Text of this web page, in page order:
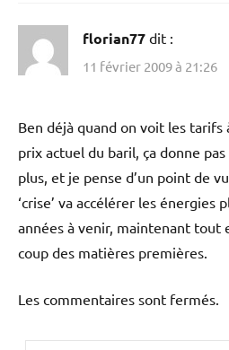
florian77 dit :
11 février 2009 à 21:26
Ben déjà quand on voit les tarifs
prix actuel du baril, ça donne
plus, et je pense d’un point de
‘crise’ va accélérer les énergies
années à venir, maintenant tout
coup des matières premières.
Les commentaires sont fermés.